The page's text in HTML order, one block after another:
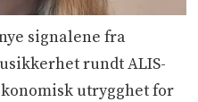
nye signalene fra
rundt ALIS-
utrygghet for